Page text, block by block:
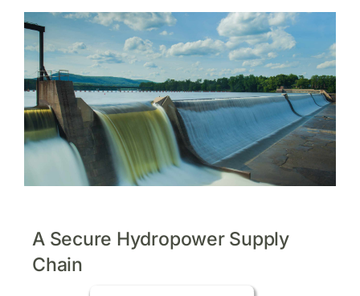
WooCommerce Cart
A Secure Hydropower Supply
Chain